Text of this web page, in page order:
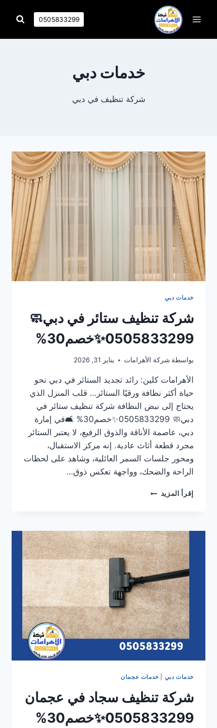
0505833299
خدمات دبي
شركة تنظيف في دبي
خدمات دبي
شركة تنظيف ستائر في دبي🧼
0505833299✨خصم30%
بواسطة شركة الأهرامات يناير 31, 2026
الأهرامات كلين: رائد تجديد الستائر في دبي نحو
حياة أكثر نظافة ورقيًا الستائر… قلب المنزل الذي
يحتاج إلى نبض النظافة شركة تنظيف ستائر في
دبي🧼 0505833299✨خصم30% 🛋️في إمارة
دبي، عاصمة الأناقة والذوق الرفيع، لا يعتبر الستائر
مجرد قطعة أثاث عادية. إنه مركز الاستقبال،
ومحور جلسات السمر العائلية، وشاهد على لحظات
الراحة والضحك، وواجهة تعكس ذوق…
إقرأ المزيد شركة
دبي
🧼
0505833299✨خصم30%
خدمات دبي خدمات عجمان
شركة تنظيف سجاد في عجمان
0505833299✨خصم30%